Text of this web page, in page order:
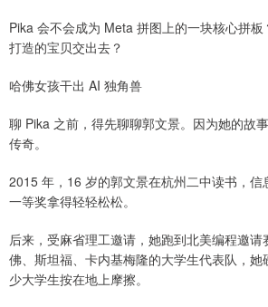
Pika 会不会成为 Meta 拼图上的一块核心拼
打造的宝贝交出去？
哈佛女孩干出 AI 独角兽
聊 Pika 之前，得先聊聊郭文景。因为她的故
传奇。
2015 年，16 岁的郭文景在杭州二中读书，信
一等奖拿得轻轻松松。
后来，受麻省理工邀请，她跑到北美编程邀请
佛、斯坦福、卡内基梅隆的大学生代表队，她
少大学生按在地上摩擦。